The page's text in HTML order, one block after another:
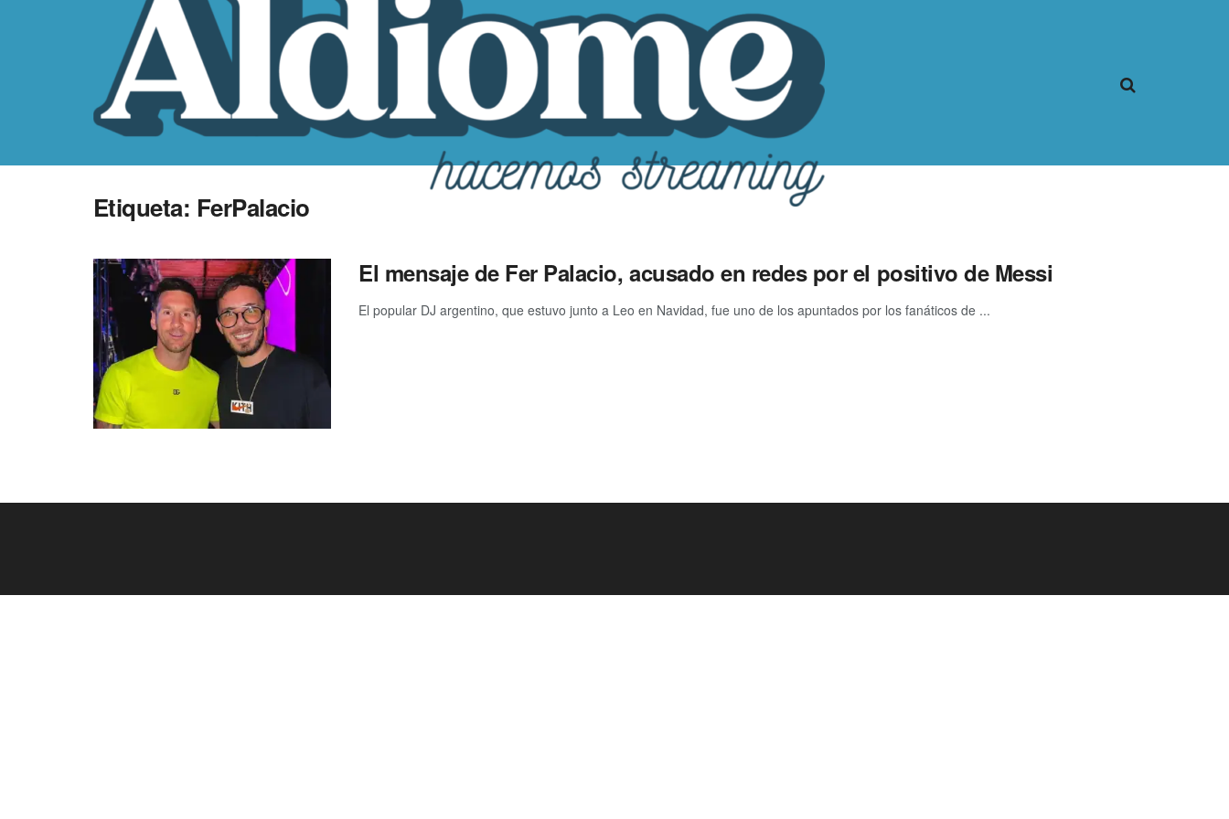
Etiqueta: FerPalacio
El mensaje de Fer Palacio, acusado en redes por el positivo de Messi
El popular DJ argentino, que estuvo junto a Leo en Navidad, fue uno de los apuntados por los fanáticos de ...